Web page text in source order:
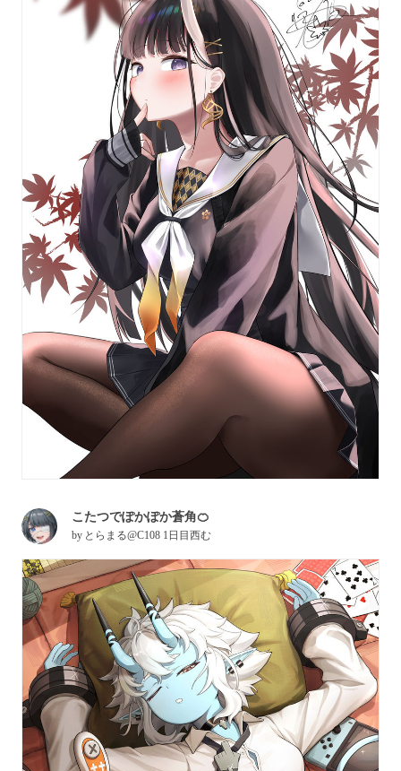
こたつでぽかぽか蒼角🍊
by とらまる@C108 1日目西む